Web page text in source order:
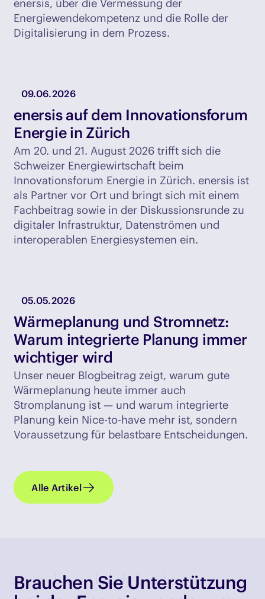
enersis, über die Vermessung der
Energiewendekompetenz und die Rolle der
Digitalisierung in dem Prozess.
09.06.2026
enersis auf dem Innovationsforum
Energie in Zürich
Am 20. und 21. August 2026 trifft sich die
Schweizer Energiewirtschaft beim
Innovationsforum Energie in Zürich. enersis ist
als Partner vor Ort und bringt sich mit einem
Fachbeitrag sowie in der Diskussionsrunde zu
digitaler Infrastruktur, Datenströmen und
interoperablen Energiesystemen ein.
05.05.2026
Wärmeplanung und Stromnetz:
Warum integrierte Planung immer
wichtiger wird
Unser neuer Blogbeitrag zeigt, warum gute
Wärmeplanung heute immer auch
Stromplanung ist — und warum integrierte
Planung kein Nice-to-have mehr ist, sondern
Voraussetzung für belastbare Entscheidungen.
Alle Artikel
Brauchen Sie Unterstützung